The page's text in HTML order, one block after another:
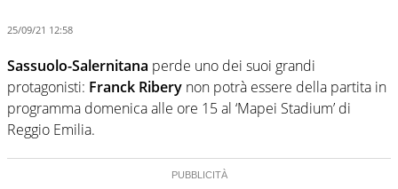
25/09/21 12:58
Sassuolo-Salernitana perde uno dei suoi grandi
protagonisti: Franck Ribery non potrà essere della partita in
programma domenica alle ore 15 al ‘Mapei Stadium’ di
Reggio Emilia.